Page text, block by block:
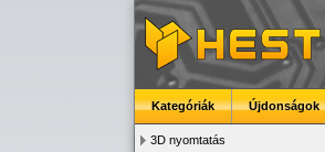
Kategóriák Újdonságok
3D nyomtatás